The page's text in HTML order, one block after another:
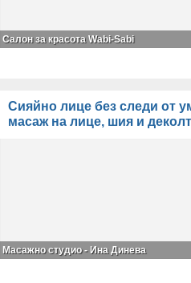
Салон за красота Wabi-Sabi
Сияйно лице без следи от
масаж на лице, шия и
Масажно студио - Ина Динева